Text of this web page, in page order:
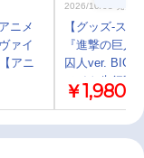
ニメ
ァイ
アニ
2026/10/03 発売
【グッズ-ス
『進撃の巨人
囚人ver. BIG
メイト先行販
￥1,980